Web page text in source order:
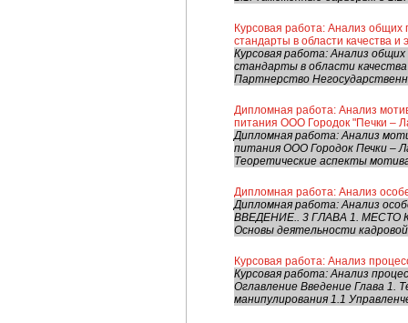
Курсовая работа: Анализ
стандарты в области качества и
Курсовая работа: Анализ
стандарты в области
Партнерство
Дипломная работа: Анализ
питания ООО Городок "Печки –
Дипломная работа: Анализ
питания ООО Городок Печки –
Теоретические аспекты
Дипломная работа: Анализ
Дипломная работа: Анализ
ВВЕДЕНИЕ.. 3 ГЛАВА 1.
Основы деятельности
Курсовая работа: Анализ
Курсовая работа: Анализ
Оглавление Введение Глава 1.
манипулирования 1.1